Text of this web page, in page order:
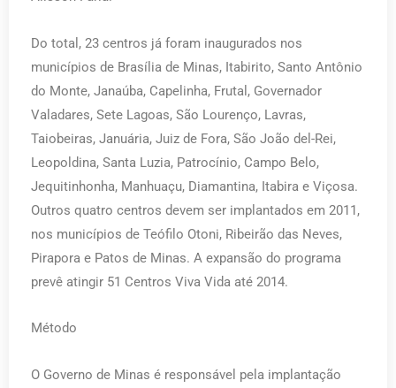
Do total, 23 centros já foram inaugurados nos
municípios de Brasília de Minas, Itabirito, Santo Antônio
do Monte, Janaúba, Capelinha, Frutal, Governador
Valadares, Sete Lagoas, São Lourenço, Lavras,
Taiobeiras, Januária, Juiz de Fora, São João del-Rei,
Leopoldina, Santa Luzia, Patrocínio, Campo Belo,
Jequitinhonha, Manhuaçu, Diamantina, Itabira e Viçosa.
Outros quatro centros devem ser implantados em 2011,
nos municípios de Teófilo Otoni, Ribeirão das Neves,
Pirapora e Patos de Minas. A expansão do programa
prevê atingir 51 Centros Viva Vida até 2014.
Método
O Governo de Minas é responsável pela implantação